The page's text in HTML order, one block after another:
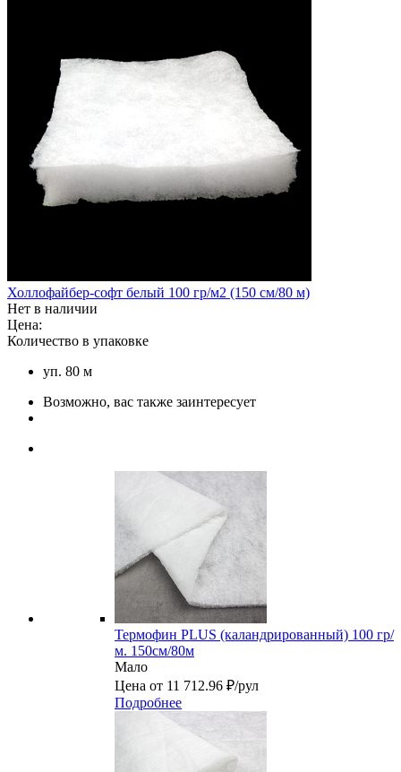
Холлофайбер-софт белый 100 гр/м2 (150 см/80 м)
Нет в наличии
Цена:
Количество в упаковке
уп. 80 м
Возможно, вас также заинтересует
Термофин PLUS (каландрированный) 100 гр/
м. 150см/80м
Мало
Цена от 11 712.96 ₽/рул
Подробнее